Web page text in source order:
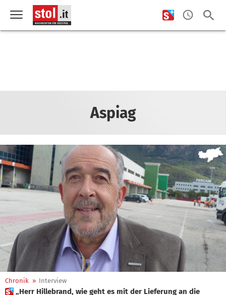
Aspiag
Chronik » Interview
 „Herr Hillebrand, wie geht es mit der Lieferung an die